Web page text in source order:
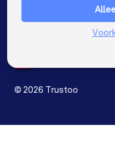
Nederland
© 2026 Trustoo